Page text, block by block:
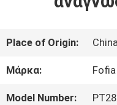
ΒΊΝΤΕΟ
ΕΜΕΊΣ
Place of Origin:
Μάρκα: Fofia
Model Number: